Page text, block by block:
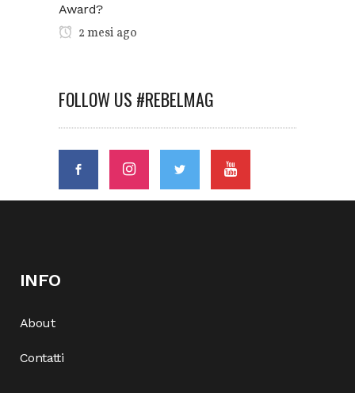
Award?
2 mesi ago
FOLLOW US #REBELMAG
INFO
About
Contatti